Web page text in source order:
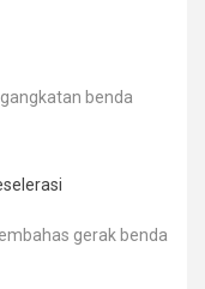
benda
gerak benda